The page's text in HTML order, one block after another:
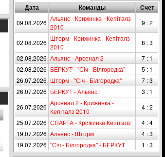
Дата Команды Счет
09.08.2026
Альянс - Крижинка - Кепіталз
2010
9 : 2
02.08.2026
Шторм - Крижинка - Кепіталз
2010
8 : 3
02.08.2026 Альянс - Арсенал 2
7 : 1
02.08.2026 БЕРКУТ - "Сiч - Білгородка"
5 : 1
26.07.2026 Шторм - "Сiч - Білгородка"
7 : 3
26.07.2026 БЕРКУТ - Альянс
3 : 1
26.07.2026
Арсенал 2 - Крижинка -
Кепіталз 2010
4 : 2
25.07.2026 СПАРТА - Крижинка Кепіталз
4 : 4
19.07.2026 Альянс - Шторм
4 : 3
19.07.2026 "Сiч - Білгородка" - БЕРКУТ 1 : 3